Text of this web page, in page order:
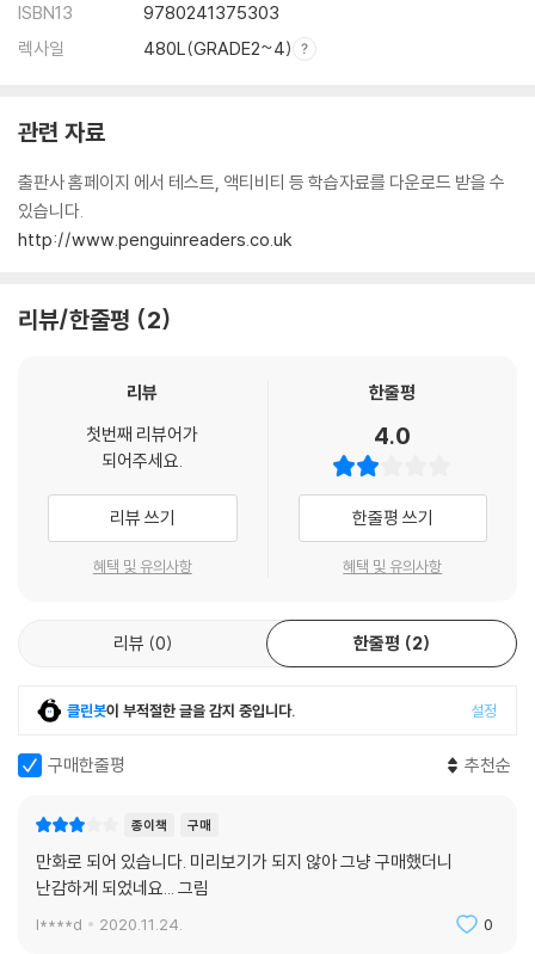
ISBN13
9780241375303
렉사일
480L(GRADE2~4)
관련 자료
출판사 홈페이지 에서 테스트, 액티비티 등 학습자료를 다운로드 받을 수
있습니다.
http://www.penguinreaders.co.uk
리뷰/한줄평 2
리뷰
첫번째 리뷰어가
되어주세요.
리뷰 쓰기
혜택 및 유의사항
한줄평
4.0
한줄평 쓰기
혜택 및 유의사항
리뷰 0 한줄평 2
클린봇이 부적절한 글을 감지 중입니다. 설정
구매한줄평 추천순
종이책 구매
만화로 되어 있습니다. 미리보기가 되지 않아 그냥 구매했더니
난감하게 되었네요... 그림
l****d 2020.11.24. 0